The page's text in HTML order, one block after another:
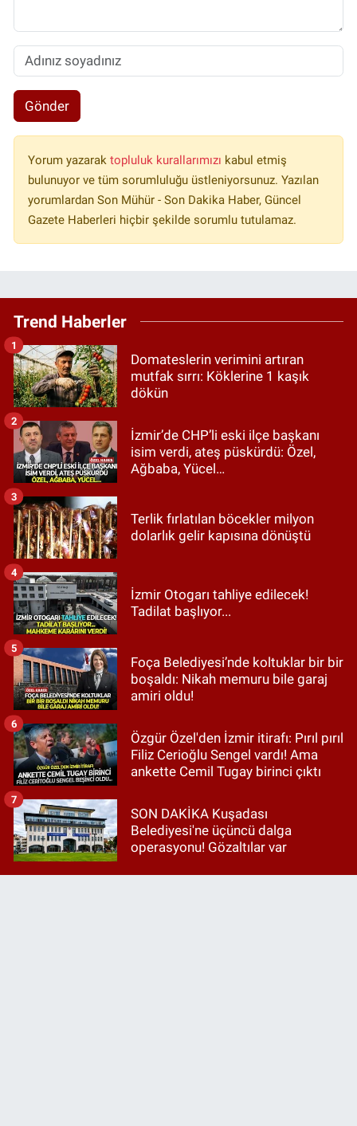
Gönder
Yorum yazarak topluluk kurallarımızı kabul etmiş
bulunuyor ve tüm sorumluluğu üstleniyorsunuz. Yazılan
yorumlardan Son Mühür - Son Dakika Haber, Güncel
Gazete Haberleri hiçbir şekilde sorumlu tutulamaz.
Trend Haberler
Domateslerin verimini artıran
mutfak sırrı: Köklerine 1 kaşık
dökün
1
İzmir’de CHP’li eski ilçe başkanı
isim verdi, ateş püskürdü: Özel,
Ağbaba, Yücel…
2
Terlik fırlatılan böcekler milyon
dolarlık gelir kapısına dönüştü
3
İzmir Otogarı tahliye edilecek!
Tadilat başlıyor...
4
Foça Belediyesi’nde koltuklar bir bir
boşaldı: Nikah memuru bile garaj
amiri oldu!
5
Özgür Özel'den İzmir itirafı: Pırıl pırıl
Filiz Cerioğlu Sengel vardı! Ama
ankette Cemil Tugay birinci çıktı
6
SON DAKİKA Kuşadası
Belediyesi'ne üçüncü dalga
operasyonu! Gözaltılar var
7